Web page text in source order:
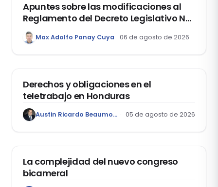
Apuntes sobre las modificaciones al
Reglamento del Decreto Legislativo Nº
1400, que aprueba el Régimen de
Garantía Mobiliaria
Max Adolfo Panay Cuya 06 de agosto de 2026
Derechos y obligaciones en el
teletrabajo en Honduras
Austin Ricardo Beaumont Rivera 05 de agosto de 2026
La complejidad del nuevo congreso
bicameral